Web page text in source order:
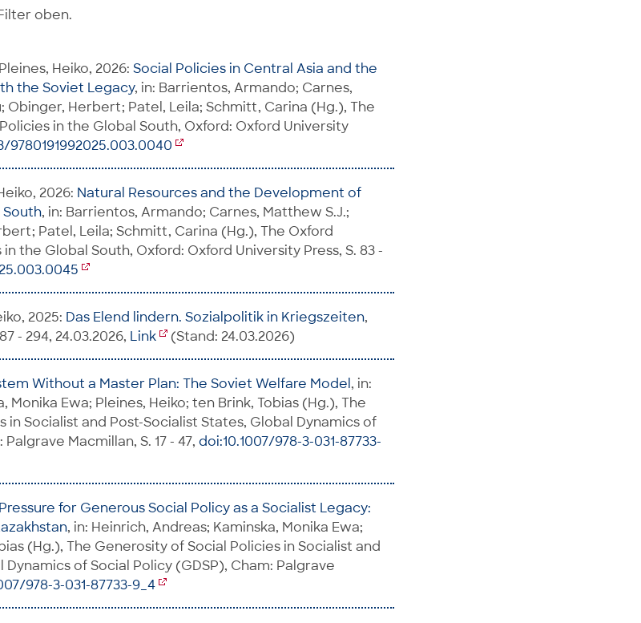
oben.
Heiko, 2026: Social Policies in Central Asia and the
the Soviet Legacy, in: Barrientos, Armando; Carnes,
Obinger, Herbert; Patel, Leila; Schmitt, Carina (Hg.), The
in the Global South, Oxford: Oxford University
9780191992025.003.0040
2026: Natural Resources and the Development of
South, in: Barrientos, Armando; Carnes, Matthew S.J.;
Patel, Leila; Schmitt, Carina (Hg.), The Oxford
the Global South, Oxford: Oxford University Press, S. 83 -
2025: Das Elend lindern. Sozialpolitik in Kriegszeiten,
- 294, 24.03.2026, Link (Stand: 24.03.2026)
Without a Master Plan: The Soviet Welfare Model , in:
Monika Ewa; Pleines, Heiko; ten Brink, Tobias (Hg.), The
in Socialist and Post-Socialist States, Global Dynamics of
Macmillan, S. 17 - 47, doi:10.1007/978-3-031-87733-
for Generous Social Policy as a Socialist Legacy:
, in: Heinrich, Andreas; Kaminska, Monika Ewa;
(Hg.), The Generosity of Social Policies in Socialist and
of Social Policy (GDSP), Cham: Palgrave
978-3-031-87733-9_4